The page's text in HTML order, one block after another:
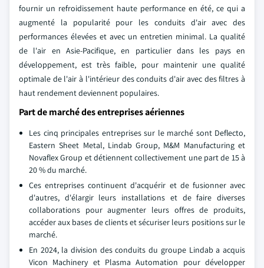
fournir un refroidissement haute performance en été, ce qui a
augmenté la popularité pour les conduits d'air avec des
performances élevées et avec un entretien minimal. La qualité
de l'air en Asie-Pacifique, en particulier dans les pays en
développement, est très faible, pour maintenir une qualité
optimale de l'air à l'intérieur des conduits d'air avec des filtres à
haut rendement deviennent populaires.
Part de marché des entreprises aériennes
Les cinq principales entreprises sur le marché sont Deflecto,
Eastern Sheet Metal, Lindab Group, M&M Manufacturing et
Novaflex Group et détiennent collectivement une part de 15 à
20 % du marché.
Ces entreprises continuent d'acquérir et de fusionner avec
d'autres, d'élargir leurs installations et de faire diverses
collaborations pour augmenter leurs offres de produits,
accéder aux bases de clients et sécuriser leurs positions sur le
marché.
En 2024, la division des conduits du groupe Lindab a acquis
Vicon Machinery et Plasma Automation pour développer